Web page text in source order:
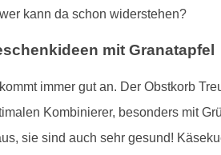
kann da schon widerstehen?
mit Granatapfel
immer gut an. Der Obstkorb
Kombinierer, besonders mit
sie sind auch sehr gesund!